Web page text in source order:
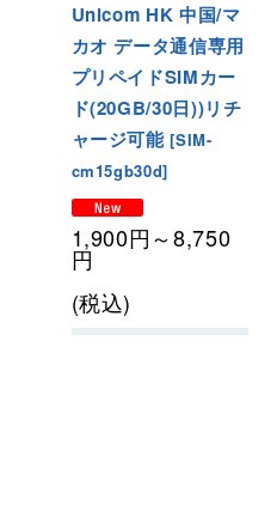
Unicom HK 中国/マ
カオ データ通信専用
プリペイドSIMカー
ド(20GB/30日))リチ
ャージ可能 [SIM-
cm15gb30d]
1,900円～8,750
円
(税込)